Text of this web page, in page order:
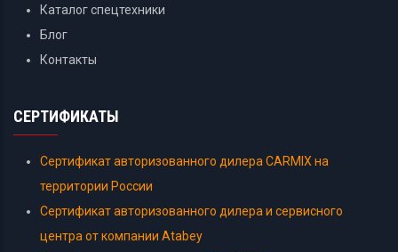
Каталог спецтехники
Блог
Контакты
СЕРТИФИКАТЫ
Сертификат авторизованного дилера CARMIX на
территории России
Сертификат авторизованного дилера и сервисного
центра от компании Atabey